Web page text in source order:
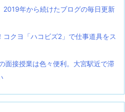
2019年から続けたブログの毎日更新
クヨ「ハコビズ2」で仕事道具をス
面接授業は色々便利。大宮駅近で滞